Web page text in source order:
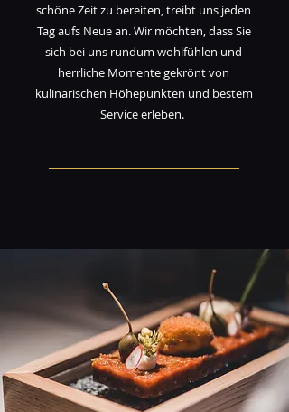
schöne Zeit zu bereiten, treibt uns jeden
Tag aufs Neue an. Wir möchten, dass Sie
sich bei uns rundum wohlfühlen und
herrliche Momente gekrönt von
kulinarischen Höhepunkten und bestem
Service erleben.